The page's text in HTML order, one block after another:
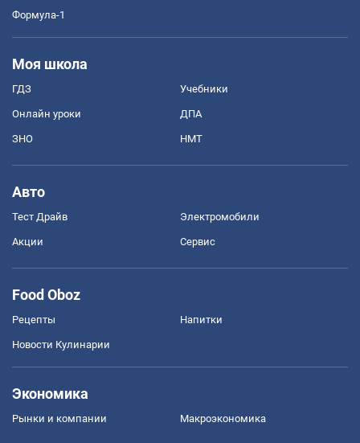
Формула-1
Моя школа
ГДЗ Учебники
Онлайн уроки ДПА
ЗНО НМТ
Авто
Тест Драйв Электромобили
Акции Сервис
Food Oboz
Рецепты Напитки
Новости Кулинарии
Экономика
Рынки и компании Mакроэкономика